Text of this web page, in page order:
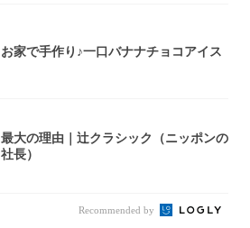
お家で手作り♪一口バナナチョコアイス
最大の理由｜辻クラシック（ニッポンの
社長）
Recommended by